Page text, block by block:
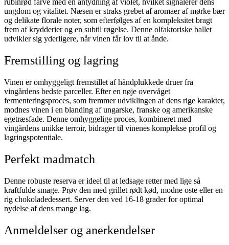
rubinrød farve med en antydning af violet, hvilket signalerer dens
ungdom og vitalitet. Næsen er straks grebet af aromaer af mørke bær
og delikate florale noter, som efterfølges af en kompleksitet bragt
frem af krydderier og en subtil røgelse. Denne olfaktoriske ballet
udvikler sig yderligere, når vinen får lov til at ånde.
Fremstilling og lagring
Vinen er omhyggeligt fremstillet af håndplukkede druer fra
vingårdens bedste parceller. Efter en nøje overvåget
fermenteringsproces, som fremmer udviklingen af dens rige karakter,
modnes vinen i en blanding af ungarske, franske og amerikanske
egetræsfade. Denne omhyggelige proces, kombineret med
vingårdens unikke terroir, bidrager til vinenes komplekse profil og
lagringspotentiale.
Perfekt madmatch
Denne robuste reserva er ideel til at ledsage retter med lige så
kraftfulde smage. Prøv den med grillet rødt kød, modne oste eller en
rig chokoladedessert. Server den ved 16-18 grader for optimal
nydelse af dens mange lag.
Anmeldelser og anerkendelser